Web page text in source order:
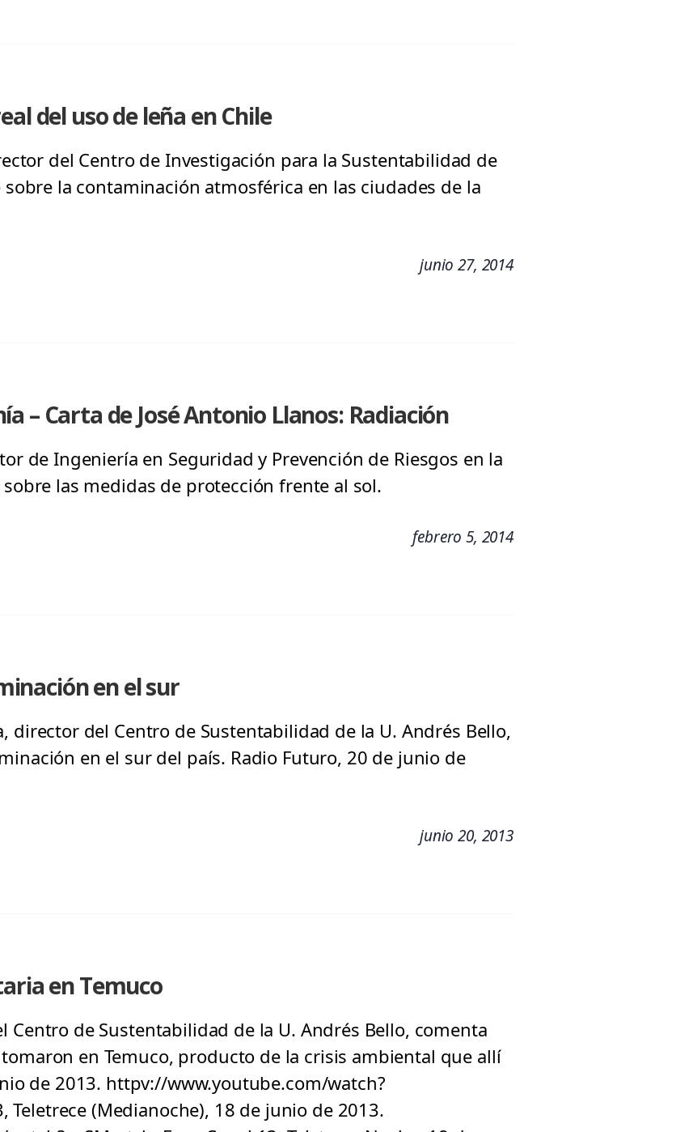
del uso de leña en Chile
del Centro de Investigación para la Sustentabilidad de
sobre la contaminación atmosférica en las ciudades de la
junio 27, 2014
– Carta de José Antonio Llanos: Radiación
de Ingeniería en Seguridad y Prevención de Riesgos en la
sobre las medidas de protección frente al sol.
febrero 5, 2014
en el sur
director del Centro de Sustentabilidad de la U. Andrés Bello,
en el sur del país. Radio Futuro, 20 de junio de
junio 20, 2013
en Temuco
Centro de Sustentabilidad de la U. Andrés Bello, comenta
en Temuco, producto de la crisis ambiental que allí
de 2013. httpv://www.youtube.com/watch?
Teletrece (Medianoche), 18 de junio de 2013.